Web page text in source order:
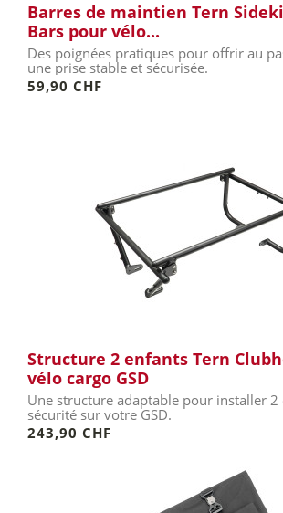
Barres de maintien Tern
Bars pour vélo...
Des poignées pratiques pour offrir au
une prise stable et sécurisée.
59,90 CHF
Structure 2 enfants Tern
vélo cargo GSD
Une structure adaptable pour installer 2
sécurité sur votre GSD.
243,90 CHF